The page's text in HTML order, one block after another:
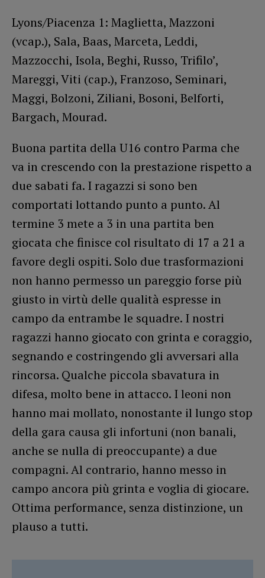
Lyons/Piacenza 1: Maglietta, Mazzoni
(vcap.), Sala, Baas, Marceta, Leddi,
Mazzocchi, Isola, Beghi, Russo, Trifilo’,
Mareggi, Viti (cap.), Franzoso, Seminari,
Maggi, Bolzoni, Ziliani, Bosoni, Belforti,
Bargach, Mourad.
Buona partita della U16 contro Parma che
va in crescendo con la prestazione rispetto a
due sabati fa. I ragazzi si sono ben
comportati lottando punto a punto. Al
termine 3 mete a 3 in una partita ben
giocata che finisce col risultato di 17 a 21 a
favore degli ospiti. Solo due trasformazioni
non hanno permesso un pareggio forse più
giusto in virtù delle qualità espresse in
campo da entrambe le squadre. I nostri
ragazzi hanno giocato con grinta e coraggio,
segnando e costringendo gli avversari alla
rincorsa. Qualche piccola sbavatura in
difesa, molto bene in attacco. I leoni non
hanno mai mollato, nonostante il lungo stop
della gara causa gli infortuni (non banali,
anche se nulla di preoccupante) a due
compagni. Al contrario, hanno messo in
campo ancora più grinta e voglia di giocare.
Ottima performance, senza distinzione, un
plauso a tutti.